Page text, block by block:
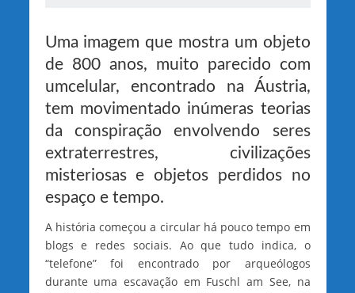
Uma imagem que mostra um objeto
de 800 anos, muito parecido com
umcelular, encontrado na Áustria,
tem movimentado inúmeras teorias
da conspiração envolvendo seres
extraterrestres, civilizações
misteriosas e objetos perdidos no
espaço e tempo.
A história começou a circular há pouco tempo em
blogs e redes sociais. Ao que tudo indica, o
“telefone” foi encontrado por arqueólogos
durante uma escavação em Fuschl am See, na